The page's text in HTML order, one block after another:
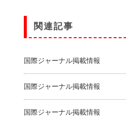
関連記事
国際ジャーナル掲載情報
国際ジャーナル掲載情報
国際ジャーナル掲載情報